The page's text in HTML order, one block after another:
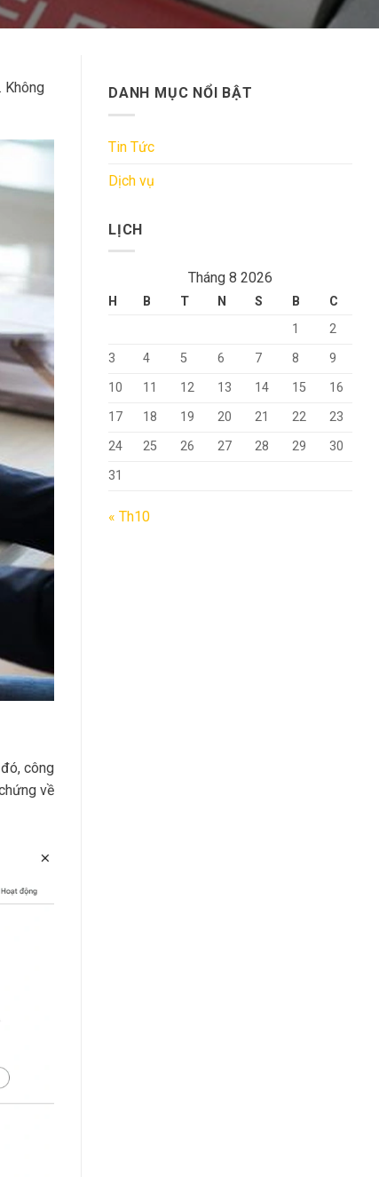
Không
công
về
DANH MỤC NỔI BẬT
Tin Tức
Dịch vụ
LỊCH
Tháng 8 2026
H B T N S B
C
1
2
3
4 5 6 7 8
9
10
11 12 13 14 15
16
17
18 19 20 21 22
23
24
25 26 27 28 29
30
31
« Th10